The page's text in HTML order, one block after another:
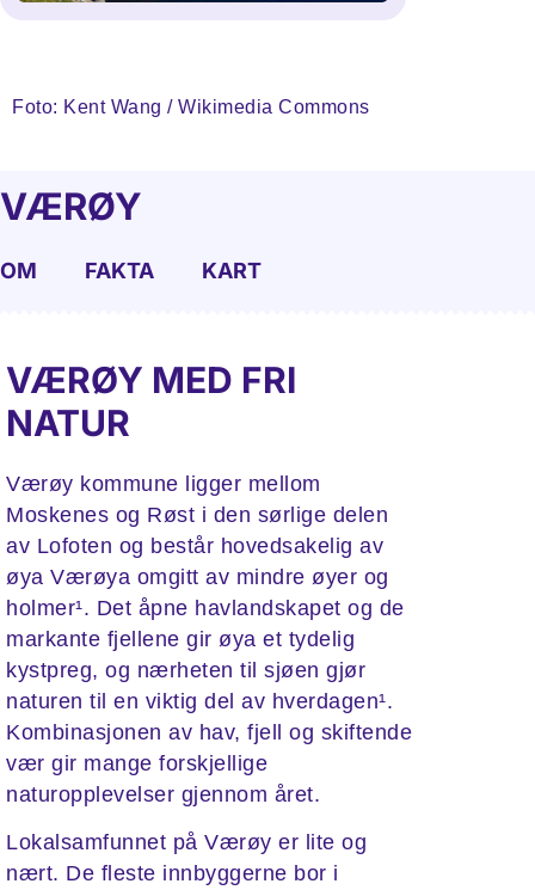
Foto: Kent Wang / Wikimedia Commons
VÆRØY
OM FAKTA KART
VÆRØY MED FRI
NATUR
Værøy kommune ligger mellom
Moskenes og Røst i den sørlige delen
av Lofoten og består hovedsakelig av
øya Værøya omgitt av mindre øyer og
holmer¹. Det åpne havlandskapet og de
markante fjellene gir øya et tydelig
kystpreg, og nærheten til sjøen gjør
naturen til en viktig del av hverdagen¹.
Kombinasjonen av hav, fjell og skiftende
vær gir mange forskjellige
naturopplevelser gjennom året.
Lokalsamfunnet på Værøy er lite og
nært. De fleste innbyggerne bor i